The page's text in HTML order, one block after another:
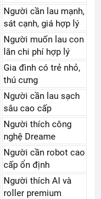
Người cần lau mạnh,
sát cạnh, giá hợp lý
Người muốn lau con
lăn chi phí hợp lý
Gia đình có trẻ nhỏ,
thú cưng
Người cần lau sạch
sâu cao cấp
Người thích công
nghệ Dreame
Người cần robot cao
cấp ổn định
Người thích AI và
roller premium